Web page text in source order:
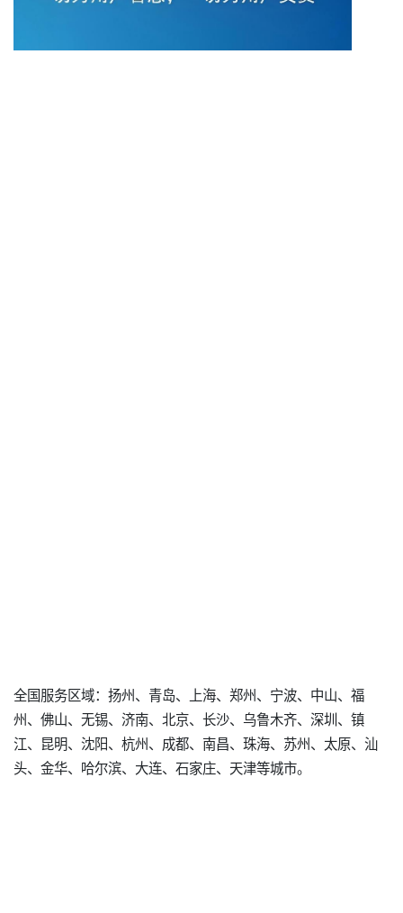
全国服务区域：扬州、青岛、上海、郑州、宁波、中山、福
州、佛山、无锡、济南、北京、长沙、乌鲁木齐、深圳、镇
江、昆明、沈阳、杭州、成都、南昌、珠海、苏州、太原、汕
头、金华、哈尔滨、大连、石家庄、天津等城市。